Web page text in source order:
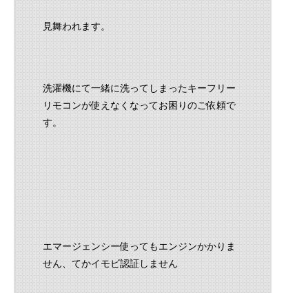
見舞われます。
洗濯機にて一緒に洗ってしまったキーフリー
リモコンが使えなくなってお困りのご依頼で
す。
エマージェンシー使ってもエンジンかかりま
せん、てかイモビ認証しません